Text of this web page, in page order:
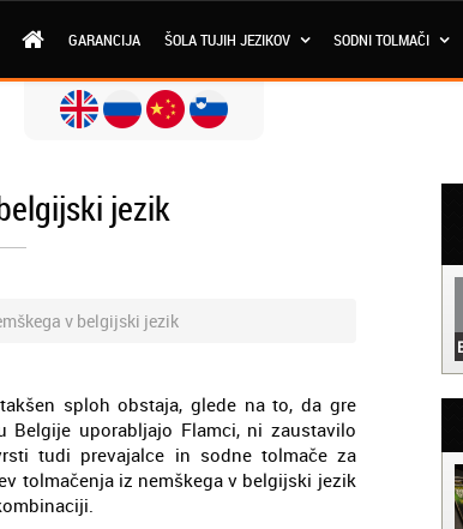
GARANCIJA ŠOLA TUJIH JEZIKOV SODNI TOLMAČI
jezik
v belgijski jezik
sploh obstaja, glede na to, da gre
uporabljajo Flamci, ni zaustavilo
tudi prevajalce in sodne tolmače za
tolmačenja iz nemškega v belgijski jezik